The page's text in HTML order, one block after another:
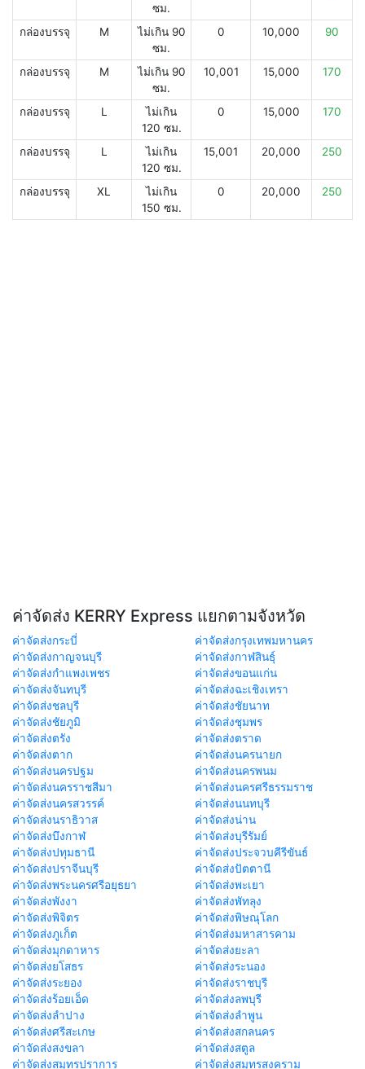
ซม.
กล่องบรรจุ M
ไม่เกิน 90
ซม.
0 10,000 90
กล่องบรรจุ M
ไม่เกิน 90
ซม.
10,001 15,000 170
กล่องบรรจุ L
ไม่เกิน
120 ซม.
0 15,000 170
กล่องบรรจุ L
ไม่เกิน
120 ซม.
15,001 20,000 250
กล่องบรรจุ XL
ไม่เกิน
150 ซม.
0 20,000 250
ค่าจัดส่ง KERRY Express แยกตามจังหวัด
ค่าจัดส่งกระบี่
ค่าจัดส่งกรุงเทพมหานคร
ค่าจัดส่งกาญจนบุรี
ค่าจัดส่งกาฬสินธุ์
ค่าจัดส่งกำแพงเพชร
ค่าจัดส่งขอนแก่น
ค่าจัดส่งจันทบุรี
ค่าจัดส่งฉะเชิงเทรา
ค่าจัดส่งชลบุรี
ค่าจัดส่งชัยนาท
ค่าจัดส่งชัยภูมิ
ค่าจัดส่งชุมพร
ค่าจัดส่งตรัง
ค่าจัดส่งตราด
ค่าจัดส่งตาก
ค่าจัดส่งนครนายก
ค่าจัดส่งนครปฐม
ค่าจัดส่งนครพนม
ค่าจัดส่งนครราชสีมา
ค่าจัดส่งนครศรีธรรมราช
ค่าจัดส่งนครสวรรค์
ค่าจัดส่งนนทบุรี
ค่าจัดส่งนราธิวาส
ค่าจัดส่งน่าน
ค่าจัดส่งบึงกาฬ
ค่าจัดส่งบุรีรัมย์
ค่าจัดส่งปทุมธานี
ค่าจัดส่งประจวบคีรีขันธ์
ค่าจัดส่งปราจีนบุรี
ค่าจัดส่งปัตตานี
ค่าจัดส่งพระนครศรีอยุธยา
ค่าจัดส่งพะเยา
ค่าจัดส่งพังงา
ค่าจัดส่งพัทลุง
ค่าจัดส่งพิจิตร
ค่าจัดส่งพิษณุโลก
ค่าจัดส่งภูเก็ต
ค่าจัดส่งมหาสารคาม
ค่าจัดส่งมุกดาหาร
ค่าจัดส่งยะลา
ค่าจัดส่งยโสธร
ค่าจัดส่งระนอง
ค่าจัดส่งระยอง
ค่าจัดส่งราชบุรี
ค่าจัดส่งร้อยเอ็ด
ค่าจัดส่งลพบุรี
ค่าจัดส่งลำปาง
ค่าจัดส่งลำพูน
ค่าจัดส่งศรีสะเกษ
ค่าจัดส่งสกลนคร
ค่าจัดส่งสงขลา
ค่าจัดส่งสตูล
ค่าจัดส่งสมุทรปราการ
ค่าจัดส่งสมุทรสงคราม